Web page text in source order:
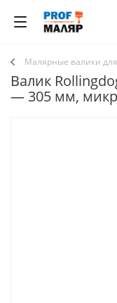
Малярные валики
Валик
— 305 мм,